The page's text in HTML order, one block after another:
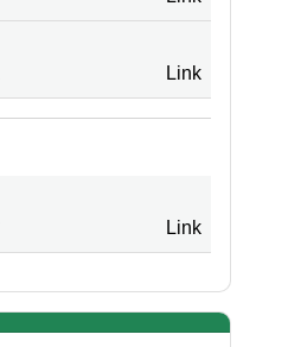
Link
Link